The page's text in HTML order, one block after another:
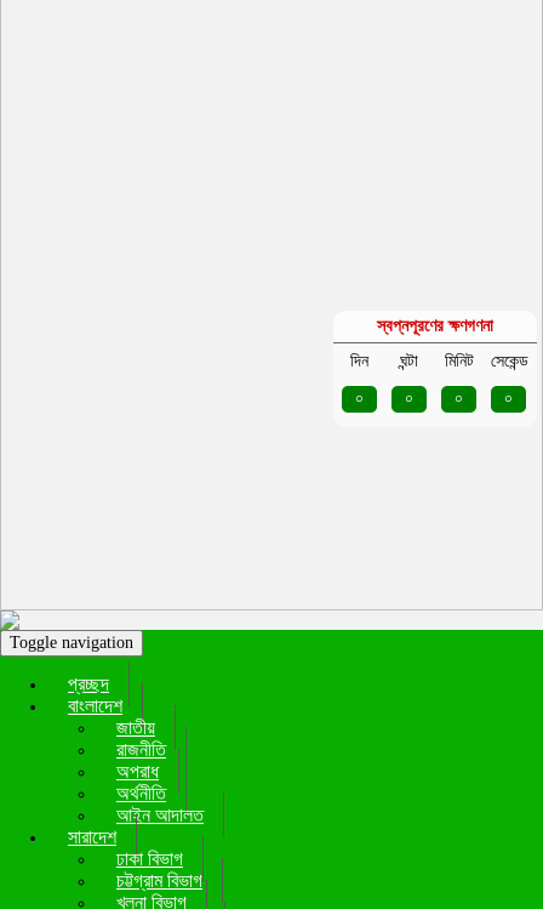
Toggle navigation
প্রচ্ছদ
বাংলাদেশ
জাতীয়
রাজনীতি
অপরাধ
অর্থনীতি
আইন আদালত
সারাদেশ
ঢাকা বিভাগ
চট্টগ্রাম বিভাগ
খুলনা বিভাগ
স্বপ্নপূরণের ক্ষণগণনা
দিন
ঘন্টা মিনিট
সেকেন্ড
০
০ ০ ০